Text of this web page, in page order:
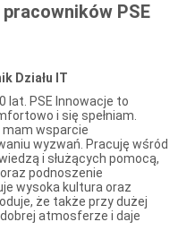
PSE
Działu IT
lat. PSE Innowacje to
i się spełniam.
mam wsparcie
wyzwań. Pracuję wśród
i służących pomocą,
podnoszenie
wysoka kultura oraz
że także przy dużej
atmosferze i daje